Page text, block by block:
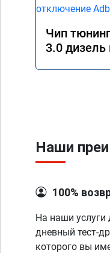
Чип
3.0 дизель
Наши
100%
На наши услуги
дневный тест-
которого вы